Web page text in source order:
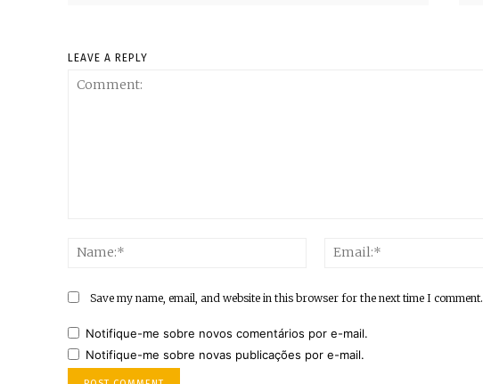
LEAVE A REPLY
Name:*
Save my name, email, and website in this browser for the next time I comment.
Notifique-me sobre novos comentários por e-mail.
Notifique-me sobre novas publicações por e-mail.